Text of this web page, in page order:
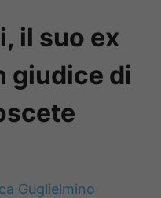
il suo ex
giudice di
Guglielmino